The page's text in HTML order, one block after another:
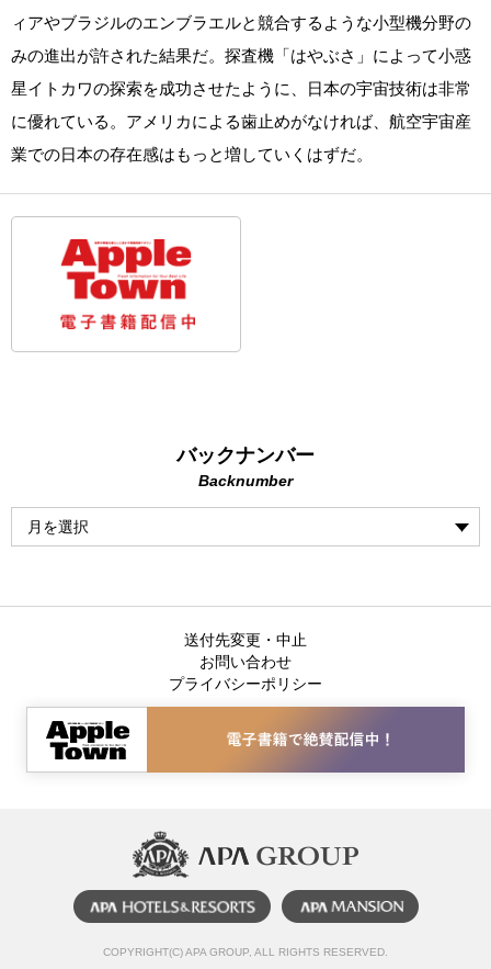
ィアやブラジルのエンブラエルと競合するような小型機分野の
みの進出が許された結果だ。探査機「はやぶさ」によって小惑
星イトカワの探索を成功させたように、日本の宇宙技術は非常
に優れている。アメリカによる歯止めがなければ、航空宇宙産
業での日本の存在感はもっと増していくはずだ。
バックナンバー
Backnumber
送付先変更・中止
お問い合わせ
プライバシーポリシー
COPYRIGHT(C) APA GROUP, ALL RIGHTS RESERVED.